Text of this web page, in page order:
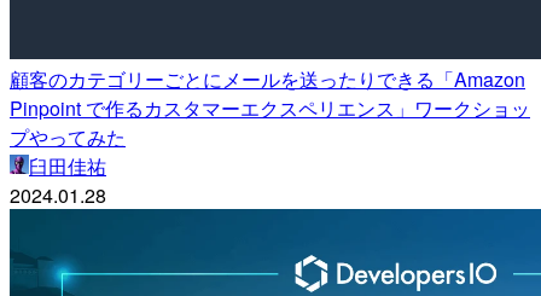
顧客のカテゴリーごとにメールを送ったりできる「Amazon
Pinpoint で作るカスタマーエクスペリエンス」ワークショッ
プやってみた
臼田佳祐
2024.01.28